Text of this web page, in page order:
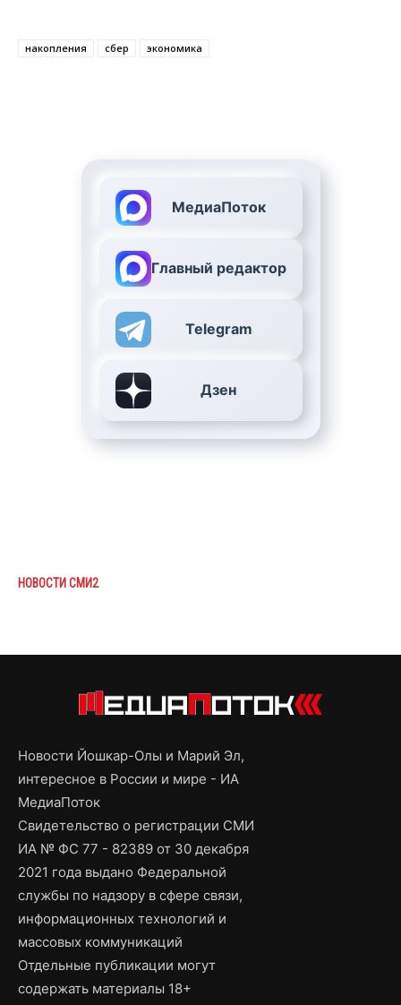
накопления сбер экономика
МедиаПоток
Главный редактор
Telegram
Дзен
НОВОСТИ СМИ2
Новости Йошкар-Олы и Марий Эл,
интересное в России и мире - ИА
МедиаПоток
Свидетельство о регистрации СМИ
ИА № ФС 77 - 82389 от 30 декабря
2021 года выдано Федеральной
службы по надзору в сфере связи,
информационных технологий и
массовых коммуникаций
Отдельные публикации могут
содержать материалы 18+